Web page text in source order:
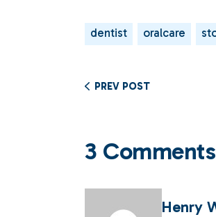
dentist oralcare
PREV POST
3 Comments
Henry